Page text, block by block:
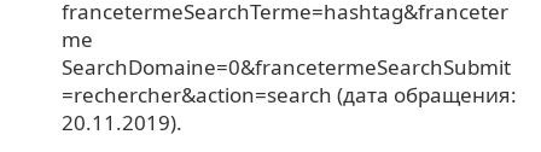
francetermeSearchTerme=hashtag&franceter
me
SearchDomaine=0&francetermeSearchSubmit
=rechercher&action=search (дата обращения:
20.11.2019).